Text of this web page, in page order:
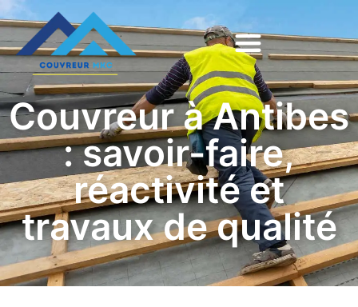
Couvreur à Antibes
: savoir-faire,
réactivité et
travaux de qualité